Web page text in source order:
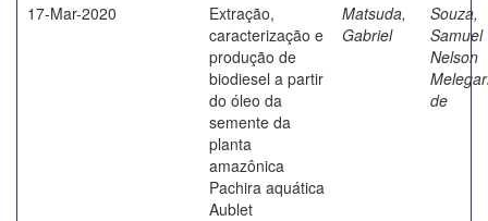
17-Mar-2020
Extração,
caracterização e
produção de
biodiesel a partir
do óleo da
semente da
planta
amazônica
Pachira aquática
Aublet
Matsuda,
Gabriel
Souza,
Samuel
Nelson
de